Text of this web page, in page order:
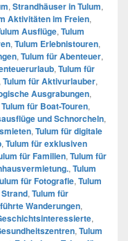
, Strandhäuser in Tulum,
Aktivitäten im Freien,
Ausflüge, Tulum
, Tulum Erlebnistouren,
, Tulum für Abenteuer,
, Tulum für
Tulum für Aktivurlauber,
Ausgrabungen,
Tulum für Boat-Touren,
und Schnorcheln,
, Tulum für digitale
, Tulum für exklusiven
für Familien, Tulum für
, Tulum
für Fotografie, Tulum
, Tulum für
Wanderungen,
,
, Tulum